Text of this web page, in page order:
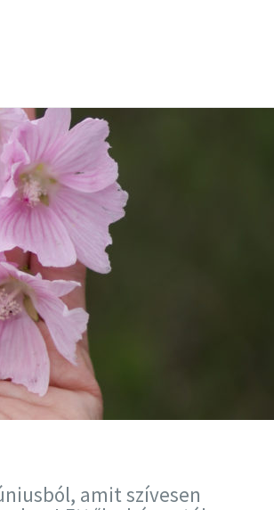
amit szívesen